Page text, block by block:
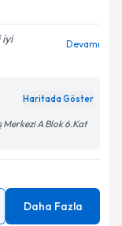
iyi
Devamı
Haritada Göster
Merkezi A Blok 6.Kat
Daha Fazla